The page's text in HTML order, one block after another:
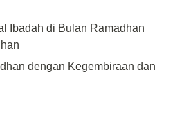
Ibadah di Bulan Ramadhan
dengan Kegembiraan dan